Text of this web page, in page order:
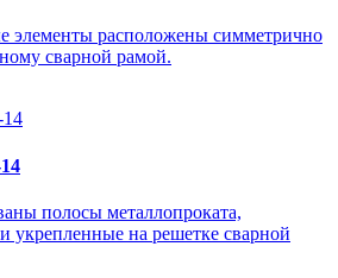
элементы расположены симметрично
сварной рамой.
полосы металлопроката,
укрепленные на решетке сварной